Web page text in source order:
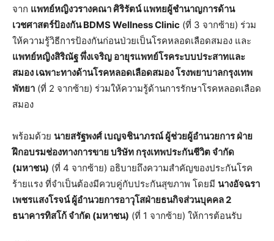
จาก แพทย์หญิงวรางคณาศิริรัตน์ แพทยผู้ชำนาญการด้าน
เวชศาสตร์ป้องกันBDMS Wellness Clinic (ที่ 3 จากซ้าย) ร่วม
ให้ความรู้วิธีการป้องกันก่อนป่วยเป็นโรคหลอดเลือดสมอง และ
แพทย์หญิงสิริณัฐพึ่งเจริญ อายุรแพทย์โรคระบบประสาทและ
สมอง เฉพาะทางด้านโรคหลอดเลือดสมองโรงพยาบาลกรุงเทพ
พัทยา (ที่ 2 จากซ้าย) ร่วมให้ความรู้ด้านการรักษาโรคหลอดเลือด
สมอง
พร้อมด้วย นายสรัฐพงศ์ เบญจชินาภรณ์ ผู้ช่วยผู้อำนวยการ ฝ่าย
ฝึกอบรมช่องทางการขายบริษัท กรุงเทพประกันชีวิตจำกัด
(มหาชน) (ที่ 4 จากซ้าย) อธิบายถึงความสำคัญของประกันโรค
ร้ายแรง ที่จำเป็นต้องมีควบคู่กับประกันสุขภาพ โดยมี นางอัจฉรา
เพชรแสงโรจน์ ผู้อำนวยการอาวุโสฝ่ายธนกิจส่วนบุคคล2
ธนาคารทิสโก้จำกัด (มหาชน) (ที่ 1 จากซ้าย) ให้การต้อนรับ